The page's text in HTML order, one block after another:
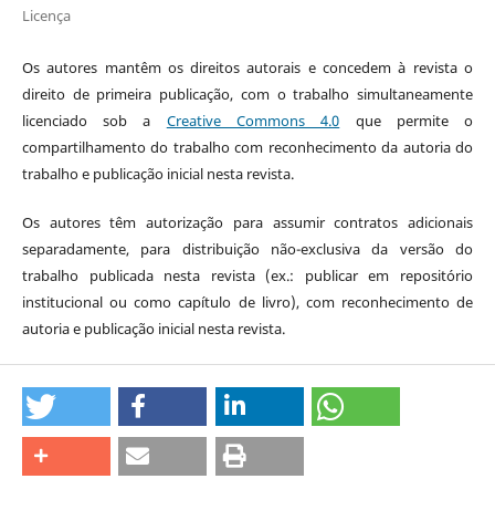
Licença
Os autores mantêm os direitos autorais e concedem à revista o
direito de primeira publicação, com o trabalho simultaneamente
licenciado sob a Creative Commons 4.0 que permite o
compartilhamento do trabalho com reconhecimento da autoria do
trabalho e publicação inicial nesta revista.
Os autores têm autorização para assumir contratos adicionais
separadamente, para distribuição não-exclusiva da versão do
trabalho publicada nesta revista (ex.: publicar em repositório
institucional ou como capítulo de livro), com reconhecimento de
autoria e publicação inicial nesta revista.